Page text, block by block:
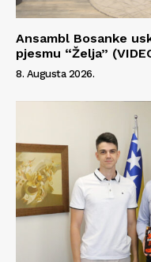
Ansambl Bosanke
pjesmu “Želja”
8. Augusta 2026.